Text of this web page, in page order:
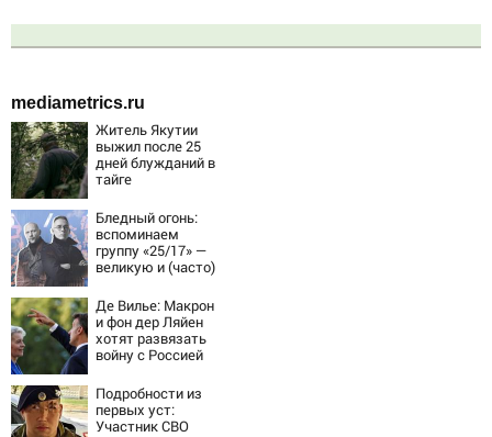
mediametrics.ru
Житель Якутии
выжил после 25
дней блужданий в
тайге
Бледный огонь:
вспоминаем
группу «25/17» —
великую и (часто)
Де Вилье: Макрон
и фон дер Ляйен
хотят развязать
войну с Россией
Подробности из
первых уст:
Участник СВО